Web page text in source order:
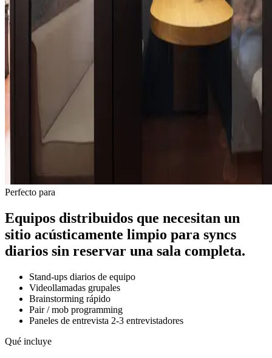
Perfecto para
Equipos distribuidos que necesitan un
sitio acústicamente limpio para syncs
diarios sin reservar una sala completa.
Stand-ups diarios de equipo
Videollamadas grupales
Brainstorming rápido
Pair / mob programming
Paneles de entrevista 2-3 entrevistadores
Qué incluye